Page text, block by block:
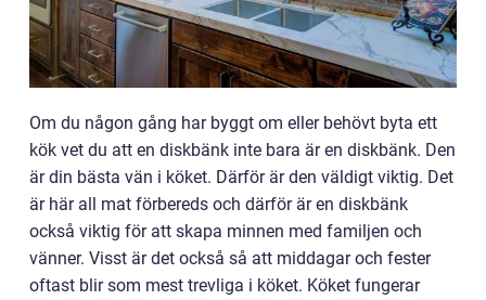
Om du någon gång har byggt om eller behövt byta ett
kök vet du att en diskbänk inte bara är en diskbänk. Den
är din bästa vän i köket. Därför är den väldigt viktig. Det
är här all mat förbereds och därför är en diskbänk
också viktig för att skapa minnen med familjen och
vänner. Visst är det också så att middagar och fester
oftast blir som mest trevliga i köket. Köket fungerar